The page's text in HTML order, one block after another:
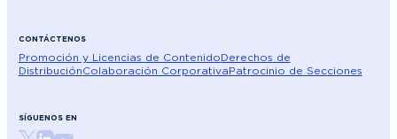
CONTÁCTENOS
Promoción y Licencias de ContenidoDerechos de
DistribuciónColaboración CorporativaPatrocinio de Secciones
SÍGUENOS EN